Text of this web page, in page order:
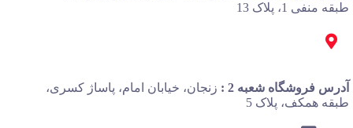
طبقه منفی 1، پلاک 13
آدرس فروشگاه شعبه 2 :
زنجان، خیابان امام، پاساژ کسری،
طبقه همکف، پلاک 5